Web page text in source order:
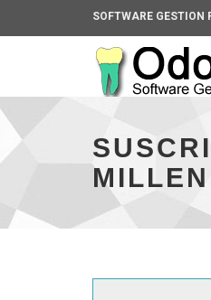
SOFTWARE GESTION
go
to
homepage
go
to
homepage